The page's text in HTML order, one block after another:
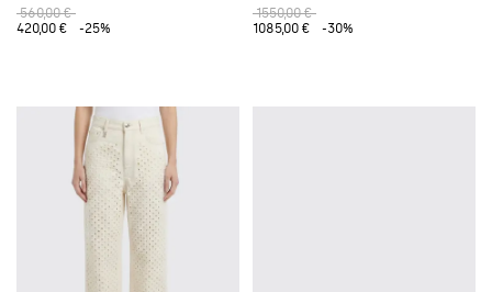
560,00 €
420,00 €
-25%
1550,00 €
1085,00 €
-30%